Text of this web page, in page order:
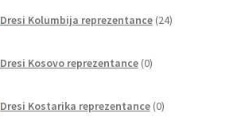
Dresi Kolumbija reprezentance 24izdelkov
Dresi Kosovo reprezentance 0izdelkov
Dresi Kostarika reprezentance 0izdelkov